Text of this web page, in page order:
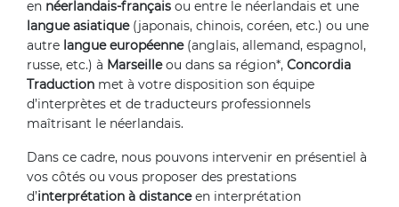
en néerlandais-français ou entre le néerlandais et une
langue asiatique(japonais, chinois, coréen, etc.) ou une
autre langue européenne(anglais, allemand, espagnol,
russe, etc.) à Marseilleou dans sa région*, Concordia
Traduction met à votre disposition son équipe
d’interprètes et de traducteurs professionnels
maîtrisant le néerlandais.
Dans ce cadre, nous pouvons intervenir en présentiel à
vos côtés ou vous proposer des prestations
d’interprétation à distanceen interprétation